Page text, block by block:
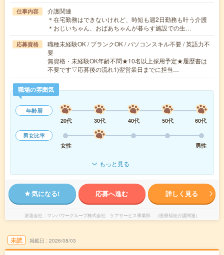
仕事内容
介護関連
＊在宅勤務はできないけれど、時短も週2日勤務も叶う介護
＊おじいちゃん、おばあちゃんが暮らす施設での生…
応募資格
職種未経験OK / ブランクOK / パソコンスキル不要 / 英語力不
要
無資格・未経験OK年齢不問★10名以上採用予定★履歴書は
不要です▽応募後の流れ1)翌営業日までに担当…
職場の雰囲気
年齢層
20代
30代 40代 50代
60代
男女比率
女性
男性
もっと見る
気になる! 応募へ進む 詳しく見る
派遣会社 マンパワーグループ株式会社 ケアサービス事業部 （医療福祉介護関連）
未読 掲載日 2026/08/03